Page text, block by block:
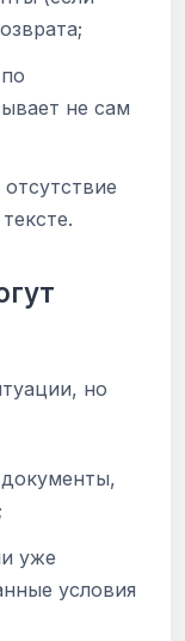
не сам
но
уже
условия